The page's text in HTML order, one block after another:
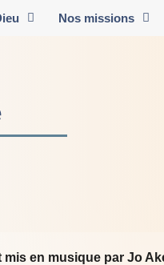
Nos missions
en musique par Jo